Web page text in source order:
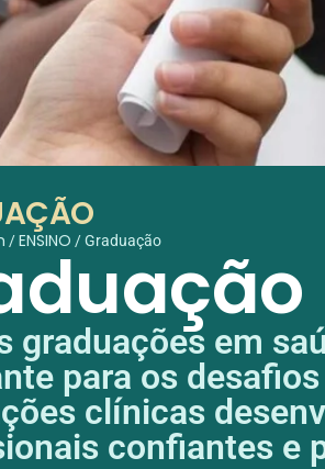
/ENSINO /Graduação
graduações em
para os
clínicas
confiantes e